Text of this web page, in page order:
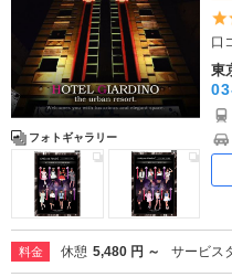
フォトギャラリー
口
東
料金 休憩 5,480 円 ～ サービス